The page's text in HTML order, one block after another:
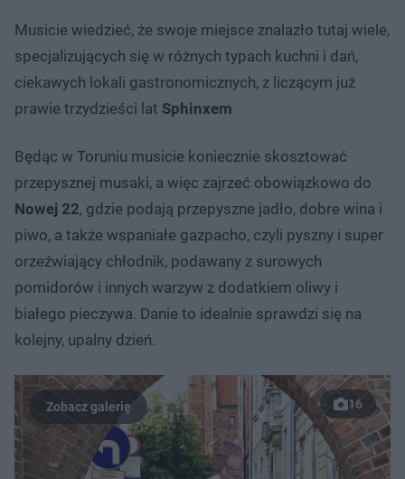
Musicie wiedzieć, że swoje miejsce znalazło tutaj wiele,
specjalizujących się w różnych typach kuchni i dań,
ciekawych lokali gastronomicznych, z liczącym już
prawie trzydzieści lat Sphinxem
Będąc w Toruniu musicie koniecznie skosztować
przepysznej musaki, a więc zajrzeć obowiązkowo do
Nowej 22, gdzie podają przepyszne jadło, dobre wina i
piwo, a także wspaniałe gazpacho, czyli pyszny i super
orzeźwiający chłodnik, podawany z surowych
pomidorów i innych warzyw z dodatkiem oliwy i
białego pieczywa. Danie to idealnie sprawdzi się na
kolejny, upalny dzień.
16